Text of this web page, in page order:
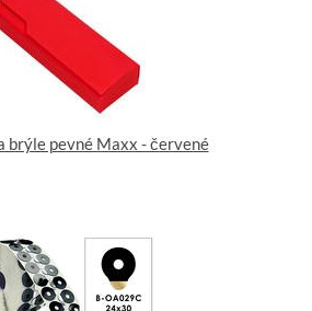
brýle pevné Maxx - červené